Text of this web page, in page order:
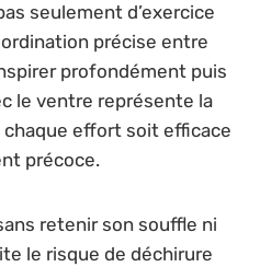
seulement d’exercice
précise entre
profondément puis
le ventre représente la
effort soit efficace
précoce.
retenir son souffle ni
le risque de déchirure